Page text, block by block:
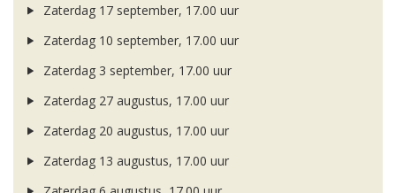
Zaterdag 17 september, 17.00 uur
Zaterdag 10 september, 17.00 uur
Zaterdag 3 september, 17.00 uur
Zaterdag 27 augustus, 17.00 uur
Zaterdag 20 augustus, 17.00 uur
Zaterdag 13 augustus, 17.00 uur